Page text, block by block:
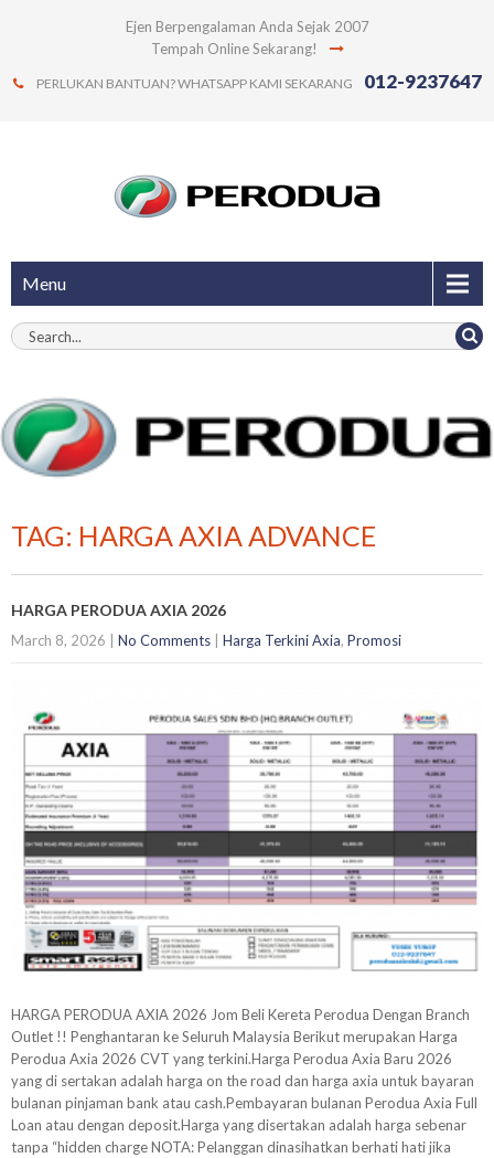
Ejen Berpengalaman Anda Sejak 2007
Tempah Online Sekarang!
PERLUKAN BANTUAN? WHATSAPP KAMI SEKARANG 012-9237647
Menu
TAG: HARGA AXIA ADVANCE
HARGA PERODUA AXIA 2026
March 8, 2026 No Comments Harga Terkini Axia, Promosi
HARGA PERODUA AXIA 2026 Jom Beli Kereta Perodua Dengan Branch
Outlet !! Penghantaran ke Seluruh Malaysia Berikut merupakan Harga
Perodua Axia 2026 CVT yang terkini.Harga Perodua Axia Baru 2026
yang di sertakan adalah harga on the road dan harga axia untuk bayaran
bulanan pinjaman bank atau cash.Pembayaran bulanan Perodua Axia Full
Loan atau dengan deposit.Harga yang disertakan adalah harga sebenar
tanpa “hidden charge NOTA: Pelanggan dinasihatkan berhati hati jika